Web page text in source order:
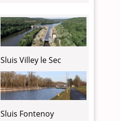
Sluis Villey le Sec
Sluis Fontenoy